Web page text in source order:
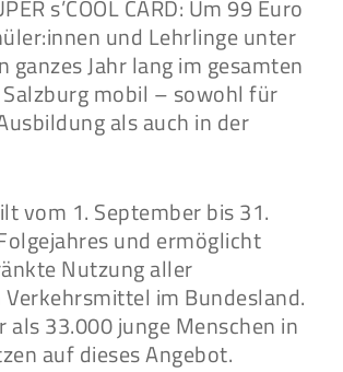
s’COOL CARD: Um 99 Euro
und Lehrlinge unter
ganzes Jahr lang im gesamten
mobil – sowohl für
als auch in der
vom 1. September bis 31.
und ermöglicht
Nutzung aller
im Bundesland.
als 33.000 junge Menschen in
auf dieses Angebot.